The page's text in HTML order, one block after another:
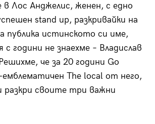
в Лос Анджелис, женен, с едно
stand up, разкривайки на
публика истинското си име,
години не знаехме – Владислав
че за 20 години Go
емблематичен The local от него,
разкри своите три важни